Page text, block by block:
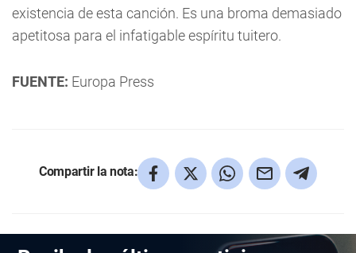
existencia de esta canción. Es una broma demasiado
apetitosa para el infatigable espíritu tuitero.
FUENTE: Europa Press
Compartir la nota: